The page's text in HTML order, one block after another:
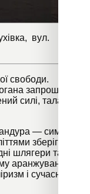
вул.
свободи.
запрошує на
силі, таланту
— символ
зберігає
шлягери та
аранжуванні,
і сучасне